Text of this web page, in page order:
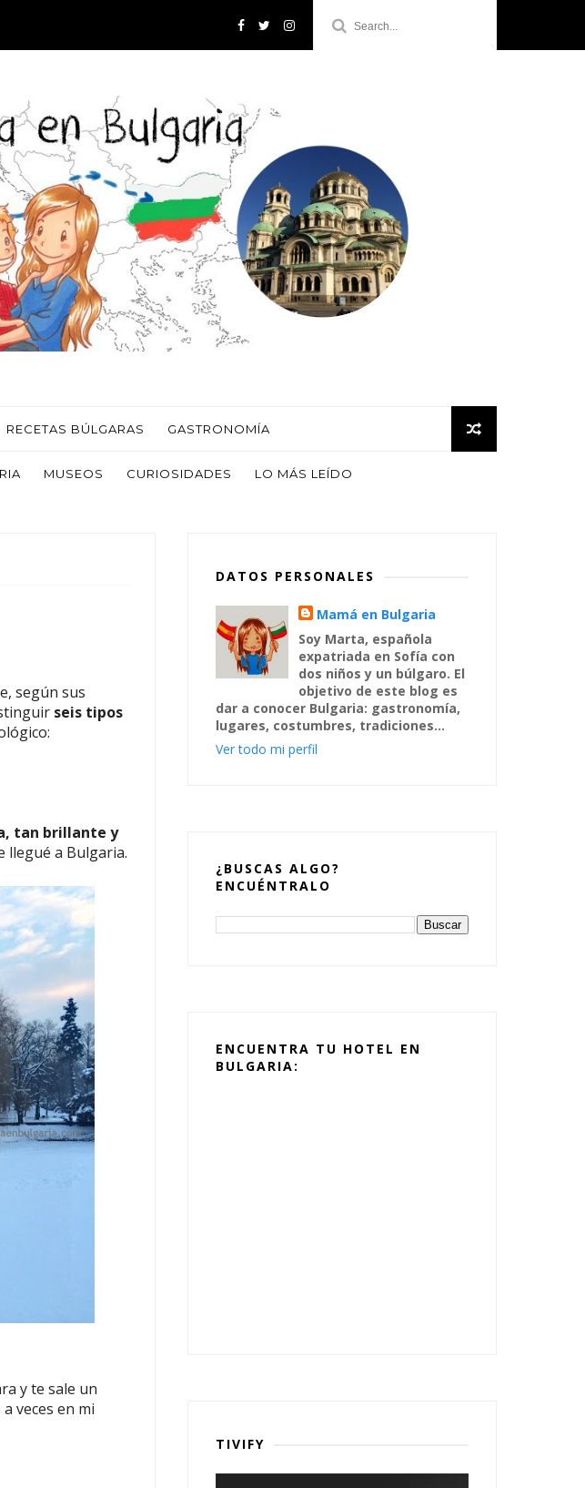
RECETAS BÚLGARAS GASTRONOMÍA
MUSEOS CURIOSIDADES LO MÁS LEÍDO
según sus
seis tipos
tan brillante y
llegué a Bulgaria.
y te sale un
veces en mi
DATOS PERSONALES
Mamá en Bulgaria
Soy Marta, española
expatriada en Sofía con
dos niños y un búlgaro. El
objetivo de este blog es
dar a conocer Bulgaria: gastronomía,
lugares, costumbres, tradiciones...
Ver todo mi perfil
¿BUSCAS ALGO?
ENCUÉNTRALO
ENCUENTRA TU HOTEL EN
BULGARIA:
TIVIFY